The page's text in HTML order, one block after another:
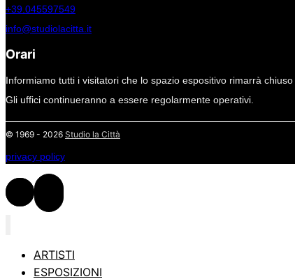
+39.045597549
info@studiolacitta.it
Orari
Informiamo tutti i visitatori che lo spazio espositivo rimarrà chiuso
Gli uffici continueranno a essere regolarmente operativi.
© 1969 - 2026 Studio la Città
privacy policy
ARTISTI
ESPOSIZIONI